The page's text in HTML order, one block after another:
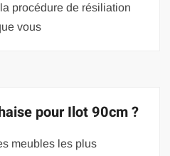
procédure de résiliation
vous
pour Ilot 90cm ?
meubles les plus